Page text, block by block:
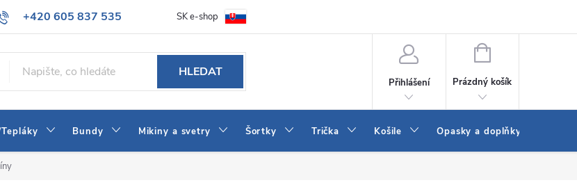
+420 605 837 535
info@jeans-shop.cz
podmínky Naše prodejna Blog Kontakt
SK e-shop
HLEDAT
Přihlášení
NÁKUPNÍ
Prázdný košík
Bundy Mikiny a svetry Šortky Trička Košile Opasky a doplňky